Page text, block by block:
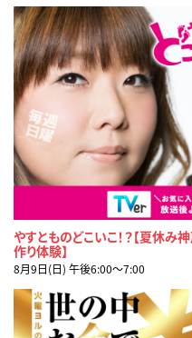
やすとものどこいこ！？【夏休み
作り体験】
8月9日(日) 午後6:00〜7:00